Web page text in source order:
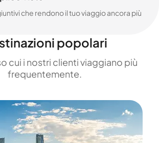
che rendono il tuo viaggio ancora più
popolari
cui i nostri clienti viaggiano più
frequentemente.